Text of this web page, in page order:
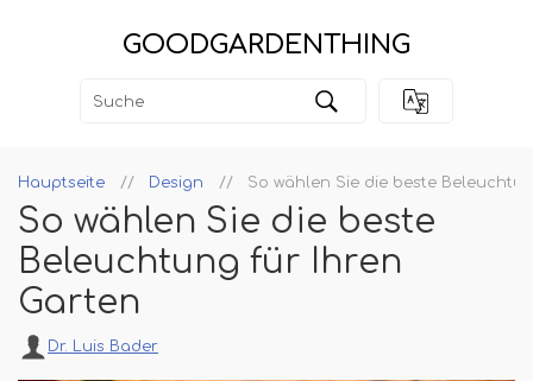
GOODGARDENTHING
Hauptseite Design So wählen Sie die beste
So wählen Sie die beste
Beleuchtung für Ihren
Garten
Dr. Luis Bader